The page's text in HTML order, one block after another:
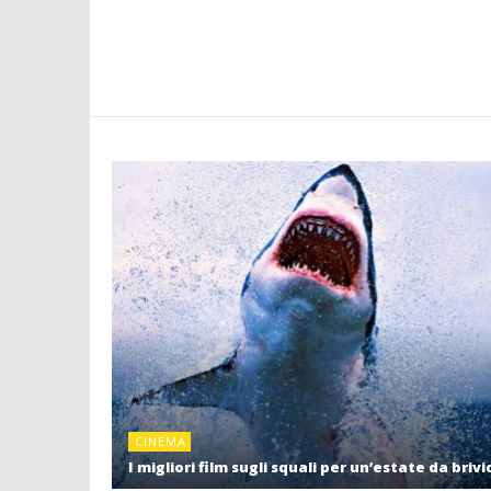
CINEMA
I migliori film sugli squali per un’estate da